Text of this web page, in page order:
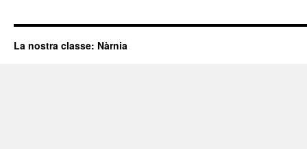
La nostra classe: Nàrnia